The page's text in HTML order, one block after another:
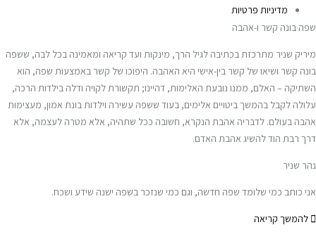
מדיניות פרטיות
שפה בונה קשר ו-אהבה
מיריק שניר מתרכזת בכתיבה לגיל הרך, מינקות ועד קריאה ומאמינה בכל לבה, ששפה
בונה קשר ושיאו של קשר בין-אישי היא האהבה. היפוכו של קשר באמצעות שפה, הוא
השתיקה – האלם, ממנו נובעת האלימות, דהיינו; תקשורת לקויה ודלה בילדות הרכה,
עלולה לקבל בהמשך ביטויים אלימים, בעוד ששפה עשירה וילדות בונת אמון, מעצימות
אהבה בעולם. לדבריה אהבת הנקרא, חשובה ככל שתהיה, אלא מטרה לעצמה, אלא
דרך רבת הוד להשיג אהבת האדם.
נהר שניר
אני כותב כמי שלומד שפה חדשה, וגם כמי שנזכר בשפה ישנה שידע ושכח.
להמשך קריאה